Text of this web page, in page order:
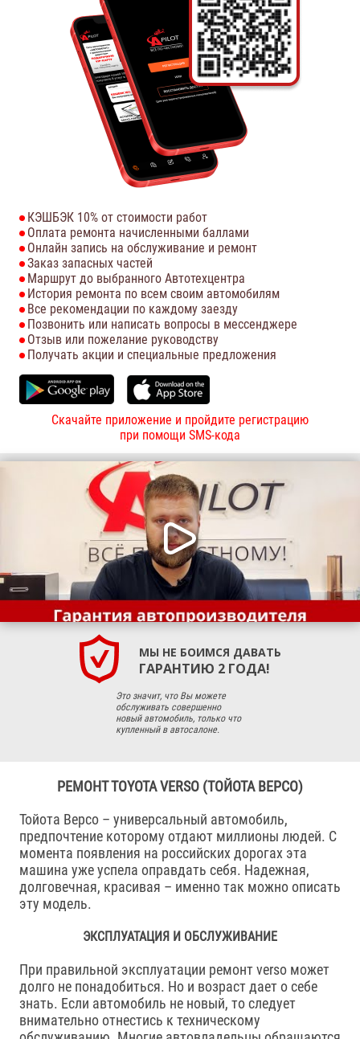
КЭШБЭК 10% от стоимости работ
Оплата ремонта начисленными баллами
Онлайн запись на обслуживание и ремонт
Заказ запасных частей
Маршрут до выбранного Автотехцентра
История ремонта по всем своим автомобилям
Все рекомендации по каждому заезду
Позвонить или написать вопросы в мессенджере
Отзыв или пожелание руководству
Получать акции и специальные предложения
Скачайте приложение и пройдите регистрацию
при помощи SMS-кода
МЫ НЕ БОИМСЯ ДАВАТЬ
ГАРАНТИЮ 2 ГОДА!
Это значит, что Вы можете
обслуживать совершенно
новый автомобиль, только что
купленный в автосалоне.
РЕМОНТ TOYOTA VERSO (ТОЙОТА ВЕРСО)
Тойота Версо – универсальный автомобиль,
предпочтение которому отдают миллионы людей. С
момента появления на российских дорогах эта
машина уже успела оправдать себя. Надежная,
долговечная, красивая – именно так можно описать
эту модель.
ЭКСПЛУАТАЦИЯ И ОБСЛУЖИВАНИЕ
При правильной эксплуатации ремонт verso может
долго не понадобиться. Но и возраст дает о себе
знать. Если автомобиль не новый, то следует
внимательно отнестись к техническому